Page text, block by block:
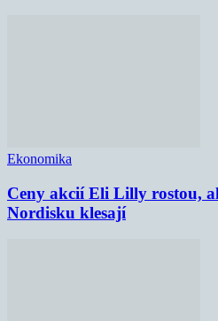
Ekonomika
Ceny akcií Eli Lilly rostou,
Nordisku klesají